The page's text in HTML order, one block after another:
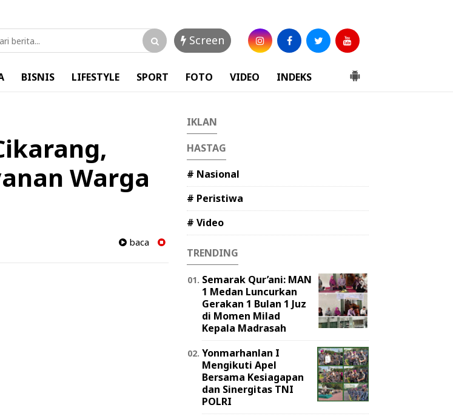
Screen
BISNIS LIFESTYLE SPORT FOTO VIDEO INDEKS
Warga
baca
IKLAN
HASTAG
# Nasional
# Peristiwa
# Video
TRENDING
Semarak Qur’ani: MAN
1 Medan Luncurkan
Gerakan 1 Bulan 1 Juz
di Momen Milad
Kepala Madrasah
Yonmarhanlan I
Mengikuti Apel
Bersama Kesiagapan
dan Sinergitas TNI
POLRI